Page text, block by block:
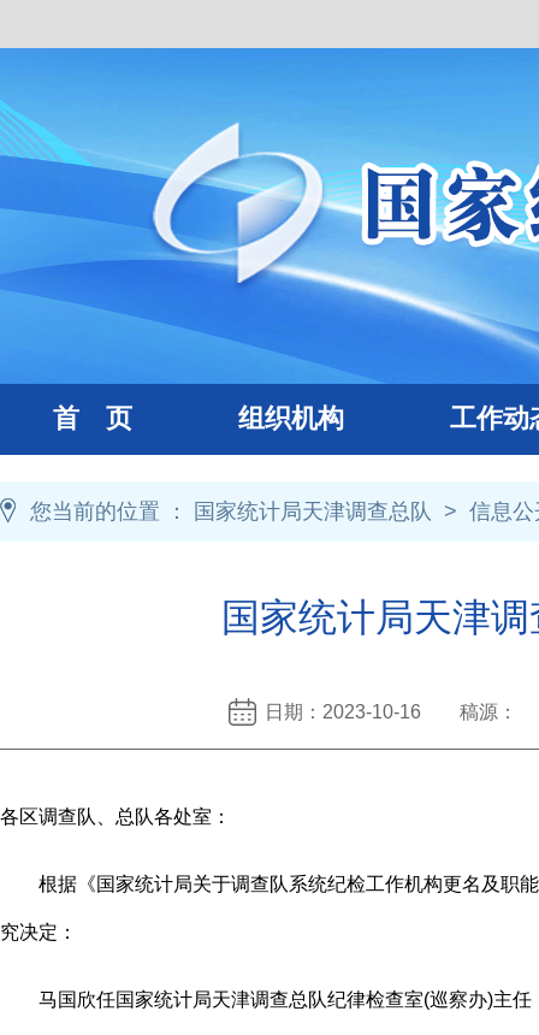
首 页 组织机构 工作动
您当前的位置 ： 国家统计局天津调查总队 > 信息公
国家统计局天津
日期：2023-10-16 稿源：
各区调查队、总队各处室：
根据《国家统计局关于调查队系统纪检工作机构更名及职能
究决定：
马国欣任国家统计局天津调查总队纪律检查室(巡察办)主任